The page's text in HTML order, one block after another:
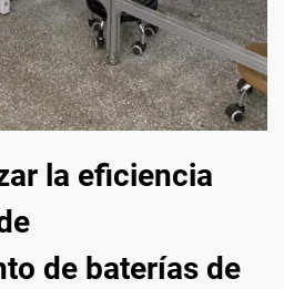
la eficiencia
de baterías de